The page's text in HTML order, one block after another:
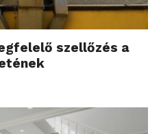
szellőzés a